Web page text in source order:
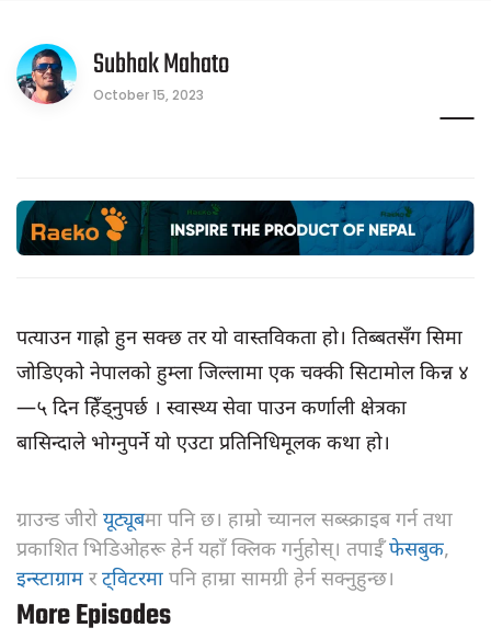
Subhak Mahato
October 15, 2023
पत्याउन गाह्रो हुन सक्छ तर यो वास्तविकता हो। तिब्बतसँग सिमा
जोडिएको नेपालको हुम्ला जिल्लामा एक चक्की सिटामोल किन्न ४
—५ दिन हिँड्नुपर्छ । स्वास्थ्य सेवा पाउन कर्णाली क्षेत्रका
बासिन्दाले भोग्नुपर्ने यो एउटा प्रतिनिधिमूलक कथा हो।
ग्राउन्ड जीरो यूट्यूबमा पनि छ। हाम्रो च्यानल सब्स्क्राइब गर्न तथा
प्रकाशित भिडिओहरू हेर्न यहाँ क्लिक गर्नुहोस्। तपाईँफेसबुक,
इन्स्टाग्राम रट्विटरमा पनि हाम्रा सामग्री हेर्न सक्नुहुन्छ।
More Episodes